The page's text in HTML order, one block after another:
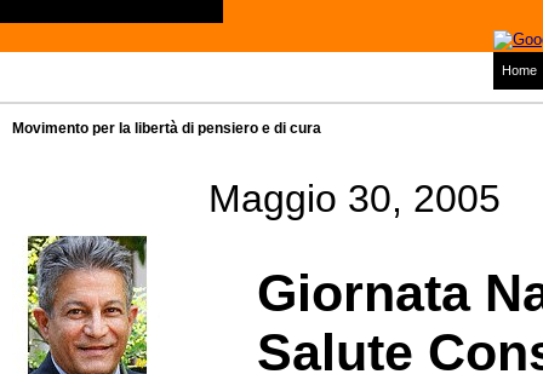
Home
Movimento per la libertà di pensiero e di cura
Maggio 30, 2005
Giornata
Salute